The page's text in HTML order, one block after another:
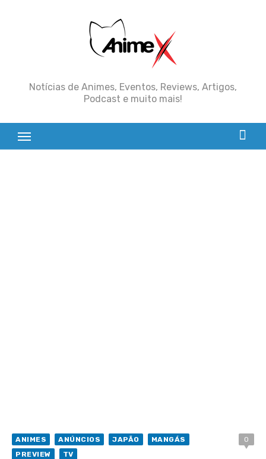
Notícias de Animes, Eventos, Reviews, Artigos,
Podcast e muito mais!
ANIMES ANÚNCIOS JAPÃO
MANGÁS
PREVIEW
TV
0